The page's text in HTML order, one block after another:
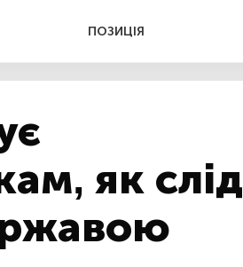
ПОЗИЦІЯ
як слід